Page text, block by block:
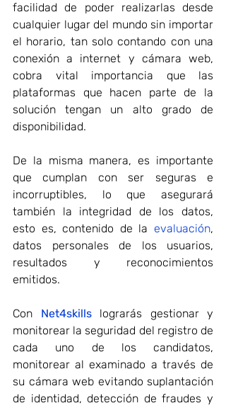
facilidad de poder realizarlas desde
cualquier lugar del mundo sin importar
el horario, tan solo contando con una
conexión a internet y cámara web,
cobra vital importancia que las
plataformas que hacen parte de la
solución tengan un alto grado de
disponibilidad.
De la misma manera, es importante
que cumplan con ser seguras e
incorruptibles, lo que asegurará
también la integridad de los datos,
esto es, contenido de la evaluación,
datos personales de los usuarios,
resultados y reconocimientos
emitidos.
Con Net4skills lograrás gestionar y
monitorear la seguridad del registro de
cada uno de los candidatos,
monitorear al examinado a través de
su cámara web evitando suplantación
de identidad, detección de fraudes y